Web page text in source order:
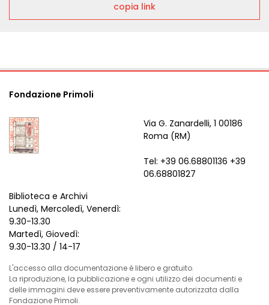
copia link
Fondazione Primoli
Via G. Zanardelli, 1 00186
Roma (RM)
Tel: +39 06.68801136 +39
06.68801827
Biblioteca e Archivi
Lunedì, Mercoledì, Venerdì:
9.30-13.30
Martedì, Giovedì:
9.30-13.30 / 14-17
L'accesso alla documentazione è libero e gratuito.
La riproduzione, la pubblicazione e ogni utilizzo dei documenti e
delle immagini deve essere preventivamente autorizzata dalla
Fondazione Primoli.